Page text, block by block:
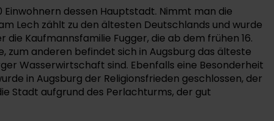
dessen Hauptstadt. Nimmt man die
Lech zählt zu den ältesten Deutschlands und wurde
Kaufmannsfamilie Fugger, die ab dem frühen 16.
anderen befindet sich in Augsburg das älteste
Wasserwirtschaft sind. Ebenfalls eine Besonderheit
in Augsburg der Religionsfrieden geschlossen, der
Stadt aufgrund des Perlachturms, der gut